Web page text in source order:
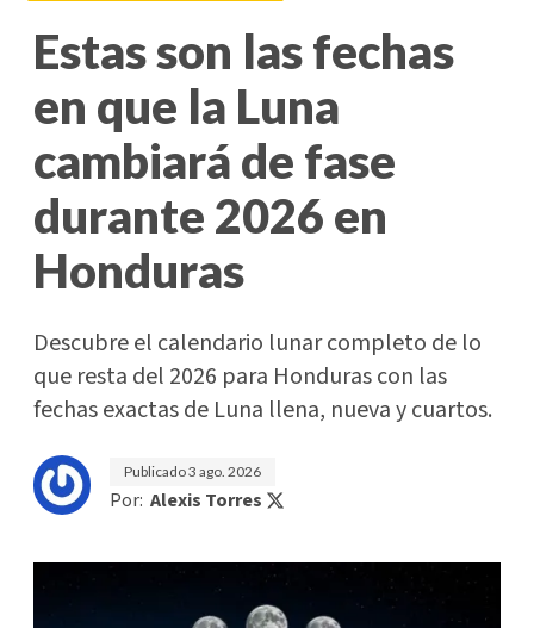
Estas son las fechas
en que la Luna
cambiará de fase
durante 2026 en
Honduras
Descubre el calendario lunar completo de lo
que resta del 2026 para Honduras con las
fechas exactas de Luna llena, nueva y cuartos.
Publicado3 ago. 2026
Por: Alexis Torres